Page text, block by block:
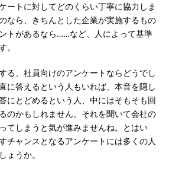
ートに対してどのくらい丁寧に協力しま
なら、きちんとした企業が実施するもの
トがあるなら……など、人によって基準
。
る、社員向けのアンケートならどうでし
に答えるという人もいれば、本音を隠し
にとどめるという人、中にはそもそも回
のかもしれません。それを聞いて会社の
てしまうと気が進みませんね。とはい
チャンスとなるアンケートには多くの人
ょうか。